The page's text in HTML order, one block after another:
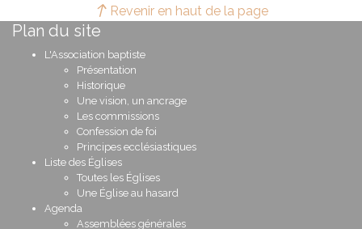
Revenir en haut de la page
Plan du site
L'Association baptiste
Présentation
Historique
Une vision, un ancrage
Les commissions
Confession de foi
Principes ecclésiastiques
Liste des Églises
Toutes les Églises
Une Église au hasard
Agenda
Assemblées générales